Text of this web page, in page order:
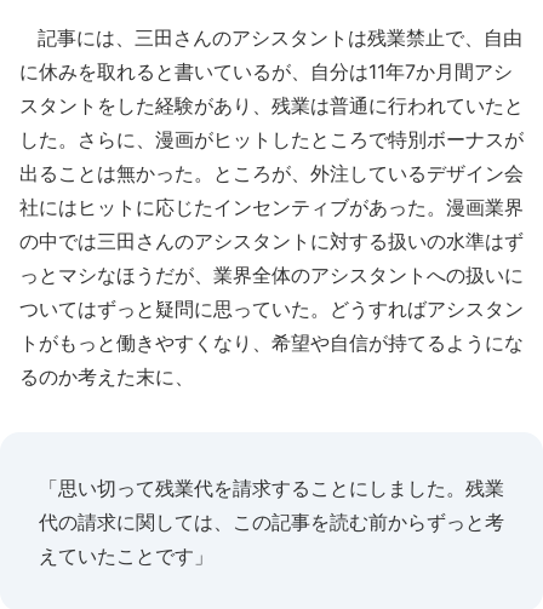
記事には、三田さんのアシスタントは残業禁止で、自由
に休みを取れると書いているが、自分は11年7か月間アシ
スタントをした経験があり、残業は普通に行われていたと
した。さらに、漫画がヒットしたところで特別ボーナスが
出ることは無かった。ところが、外注しているデザイン会
社にはヒットに応じたインセンティブがあった。漫画業界
の中では三田さんのアシスタントに対する扱いの水準はず
っとマシなほうだが、業界全体のアシスタントへの扱いに
ついてはずっと疑問に思っていた。どうすればアシスタン
トがもっと働きやすくなり、希望や自信が持てるようにな
るのか考えた末に、
「思い切って残業代を請求することにしました。残業
代の請求に関しては、この記事を読む前からずっと考
えていたことです」